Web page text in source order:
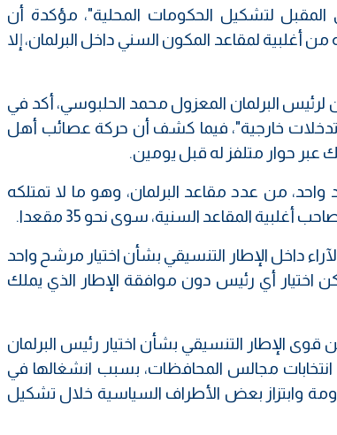
لتشكيل الحكومات المحلية"، مؤكدة أن
لمقاعد المكون السني داخل البرلمان، إلا
لرئيس البرلمان المعزول محمد الحلبوسي، أكد في
تدخلات خارجية"، فيما كشف أن حركة عصائب أهل
عبر حوار متلفز له قبل يومين.
من عدد مقاعد البرلمان، وهو ما لا تمتلكه
داخل الإطار التنسيقي بشأن اختيار مرشح واحد
اختيار أي رئيس دون موافقة الإطار الذي يملك
الإطار التنسيقي بشأن اختيار رئيس البرلمان
مجالس المحافظات، بسبب انشغالها في
وابتزاز بعض الأطراف السياسية خلال تشكيل